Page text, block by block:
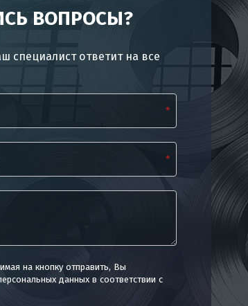
ВОПРОСЫ?
специалист ответит на все
*
*
на кнопку отправить, Вы
данных в соответствии с